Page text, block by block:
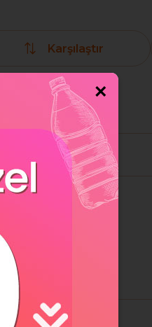
Karşılaştır
×